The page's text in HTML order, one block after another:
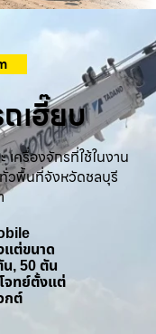
ถเฮี๊ยบ
เครื่องจักรที่ใช้ในงาน
วพื้นที่จังหวัดชลบุรี
แต่ขนาด
, 50 ตัน
จทย์ตั้งแต่
กต์